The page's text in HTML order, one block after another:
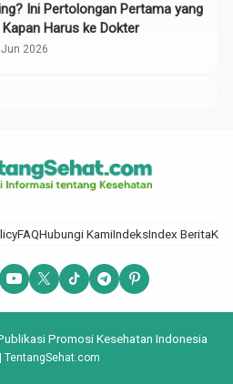
Ini Pertolongan Pertama yang
Harus ke Dokter
2026
FAQHubungi KamiIndeksIndex Berita
Promosi Kesehatan Indonesia
TentangSehat.com